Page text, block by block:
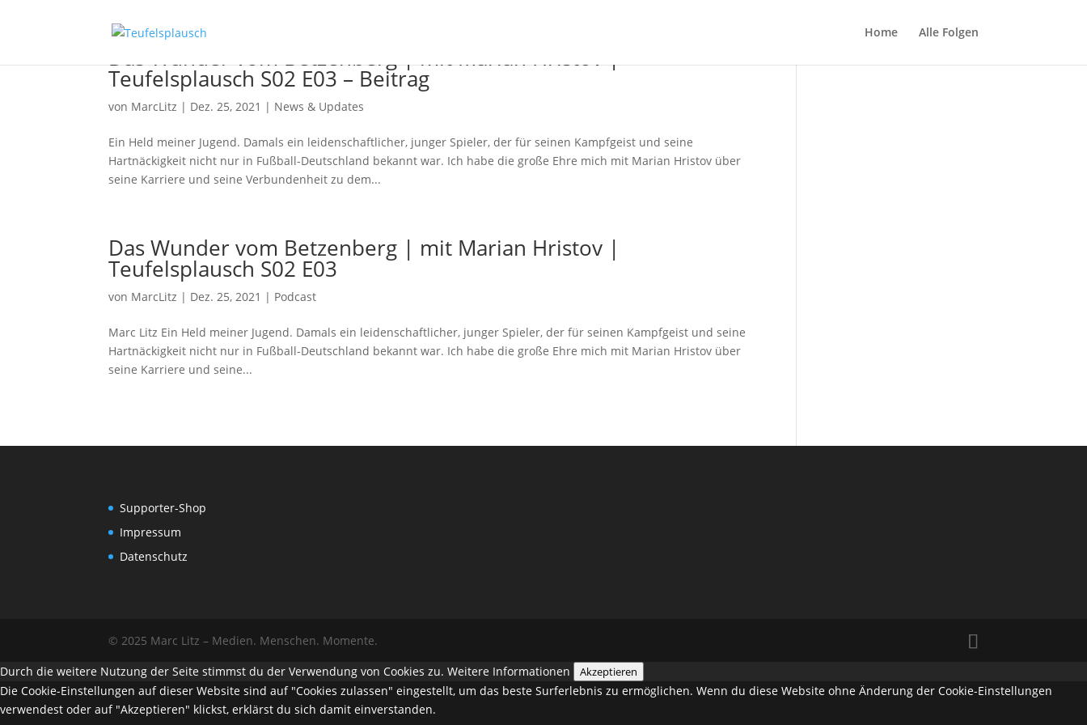
Home Alle Folgen
Das Wunder vom Betzenberg | mit Marian Hristov |
Teufelsplausch S02 E03 – Beitrag
von MarcLitz | Dez. 25, 2021 | News & Updates
Ein Held meiner Jugend. Damals ein leidenschaftlicher, junger Spieler, der für seinen Kampfgeist und seine
Hartnäckigkeit nicht nur in Fußball-Deutschland bekannt war. Ich habe die große Ehre mich mit Marian Hristov über
seine Karriere und seine Verbundenheit zu dem...
Das Wunder vom Betzenberg | mit Marian Hristov |
Teufelsplausch S02 E03
von MarcLitz | Dez. 25, 2021 | Podcast
Marc Litz Ein Held meiner Jugend. Damals ein leidenschaftlicher, junger Spieler, der für seinen Kampfgeist und seine
Hartnäckigkeit nicht nur in Fußball-Deutschland bekannt war. Ich habe die große Ehre mich mit Marian Hristov über
seine Karriere und seine...
Supporter-Shop
Impressum
Datenschutz
© 2025 Marc Litz – Medien. Menschen. Momente.
Durch die weitere Nutzung der Seite stimmst du der Verwendung von Cookies zu. Weitere Informationen Akzeptieren
Die Cookie-Einstellungen auf dieser Website sind auf "Cookies zulassen" eingestellt, um das beste Surferlebnis zu ermöglichen. Wenn du diese Website ohne Änderung der Cookie-Einstellungen
verwendest oder auf "Akzeptieren" klickst, erklärst du sich damit einverstanden.